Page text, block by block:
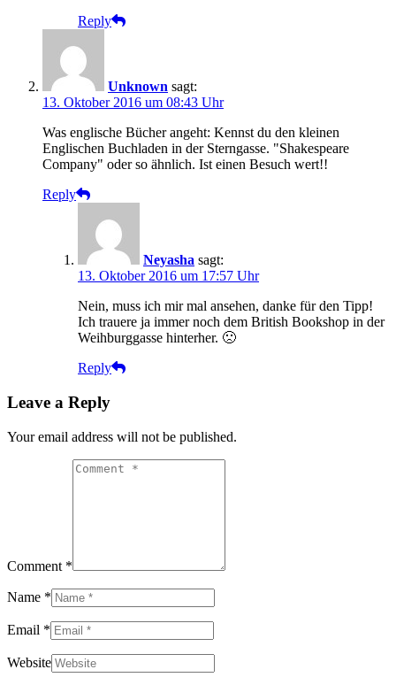
Reply
Unknown sagt:
13. Oktober 2016 um 08:43 Uhr
Was englische Bücher angeht: Kennst du den kleinen
Englischen Buchladen in der Sterngasse. "Shakespeare
Company" oder so ähnlich. Ist einen Besuch wert!!
Reply
Neyasha sagt:
13. Oktober 2016 um 17:57 Uhr
Nein, muss ich mir mal ansehen, danke für den Tipp!
Ich trauere ja immer noch dem British Bookshop in der
Weihburggasse hinterher. 🙁
Reply
Leave a Reply
Your email address will not be published.
Comment *
Name *
Email *
Website